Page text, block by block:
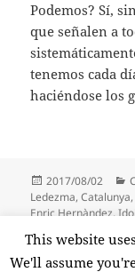
Podemos? Sí,
que señalen a
tenemos cada
haciéndose los
Publicado
el
2017/08/02
Ledezma,Catalunya
Enric Hernàndez,
Maduro,Ramón
This website
We'll assume